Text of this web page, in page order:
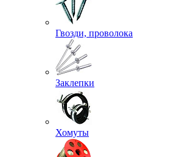
Гвозди, проволока
Заклепки
Хомуты